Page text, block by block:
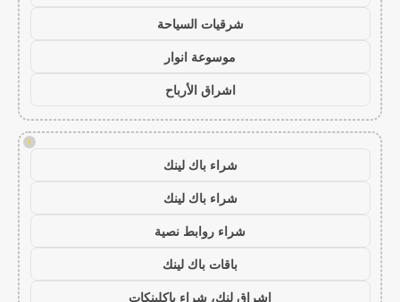
شرقيات السياحة
موسوعة انوار
اشراق الأرباح
!
شراء باك لينك
شراء باك لينك
شراء روابط نصية
باقات باك لينك
اشراق لنك، شراء باكلينكات